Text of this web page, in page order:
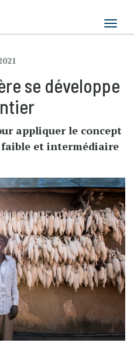
principal
se développe
appliquer le concept
faible et intermédiaire